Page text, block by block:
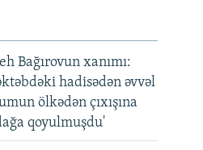
Bağırovun xanımı:
hadisədən əvvəl
ölkədən çıxışına
qoyulmuşdu'